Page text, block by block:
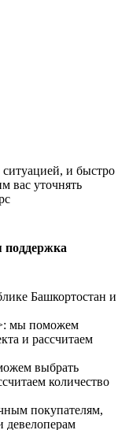
и быстро
вас уточнять
поддержка
Башкортостан и
выбрать
количество